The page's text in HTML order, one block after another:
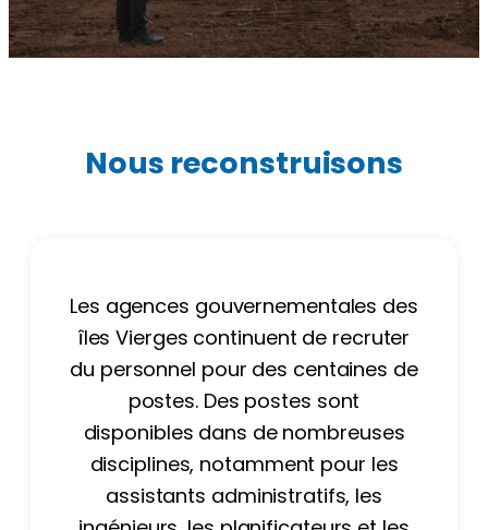
Nous reconstruisons
Les agences gouvernementales des
îles Vierges continuent de recruter
du personnel pour des centaines de
postes. Des postes sont
disponibles dans de nombreuses
disciplines, notamment pour les
assistants administratifs, les